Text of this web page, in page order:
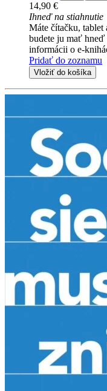
14,90 €
Ihneď na stiahnutie
Máte čítačku, tablet
budete ju mať hneď
informácii o e-
Pridať do zoznamu
Vložiť do košíka